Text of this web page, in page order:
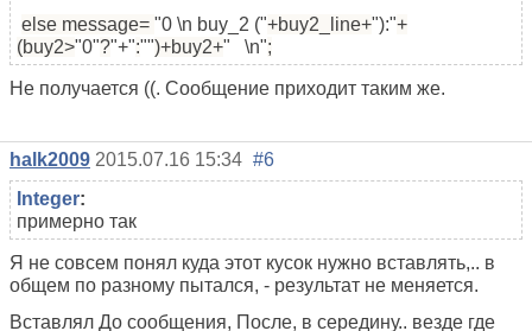
else message= "0 \n buy_2 ("+buy2_line+"):"+
(buy2>"0"?"+":"")+buy2+" \n";
Не получается ((. Сообщение приходит таким же.
halk2009 2015.07.16 15:34 #6
Integer:
примерно так
Я не совсем понял куда этот кусок нужно вставлять,.. в
общем по разному пытался, - результат не меняется.
Вставлял До сообщения, После, в середину.. везде где